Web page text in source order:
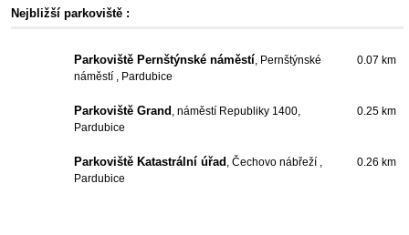
Nejbližší parkoviště :
Parkoviště Pernštýnské náměstí, Pernštýnské
náměstí , Pardubice
0.07 km
Parkoviště Grand , náměstí Republiky 1400,
Pardubice
0.25 km
Parkoviště Katastrální úřad , Čechovo nábřeží ,
Pardubice
0.26 km